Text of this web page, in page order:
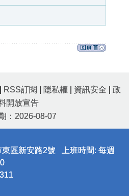
RSS訂閱 隱私權 資訊安全
政
開放宣告
：2026-08-07
區新安路2號 上班時間: 每週